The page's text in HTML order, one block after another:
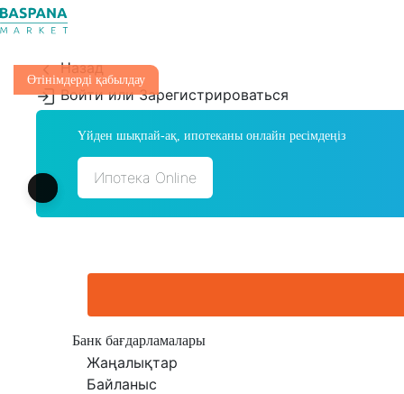
Назад
Войти или Зарегистрироваться
Үйден шықпай-ақ, ипотеканы онлайн ресімдеңіз
Ипотека Online
Банк бағдарламалары
Жаңалықтар
Байланыс
Өтінімдерді қабылдау